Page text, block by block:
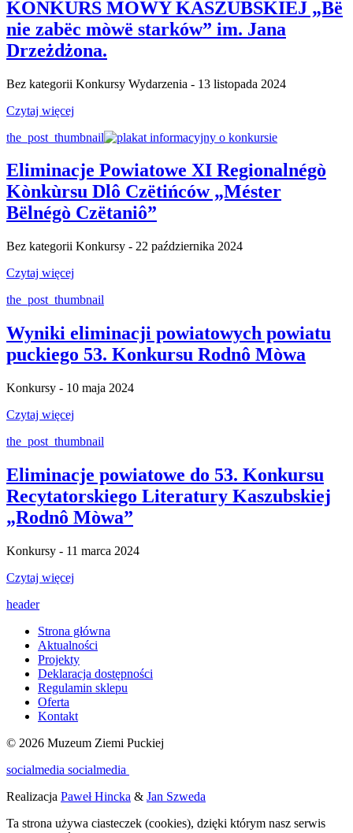
KONKURS MOWY KASZUBSKIEJ „Bë
nie zabëc mòwë starków” im. Jana
Drzeżdżona.
Bez kategorii Konkursy Wydarzenia - 13 listopada 2024
Czytaj więcej
the_post_thumbnail
Eliminacje Powiatowe XI Regionalnégò
Kònkùrsu Dlô Czëtińców „Méster
Bëlnégò Czëtaniô”
Bez kategorii Konkursy - 22 października 2024
Czytaj więcej
the_post_thumbnail
Wyniki eliminacji powiatowych powiatu
puckiego 53. Konkursu Rodnô Mòwa
Konkursy - 10 maja 2024
Czytaj więcej
the_post_thumbnail
Eliminacje powiatowe do 53. Konkursu
Recytatorskiego Literatury Kaszubskiej
„Rodnô Mòwa”
Konkursy - 11 marca 2024
Czytaj więcej
header
Strona główna
Aktualności
Projekty
Deklaracja dostępności
Regulamin sklepu
Oferta
Kontakt
© 2026 Muzeum Ziemi Puckiej
socialmedia socialmedia
Realizacja Paweł Hincka & Jan Szweda
Ta strona używa ciasteczek (cookies), dzięki którym nasz serwis